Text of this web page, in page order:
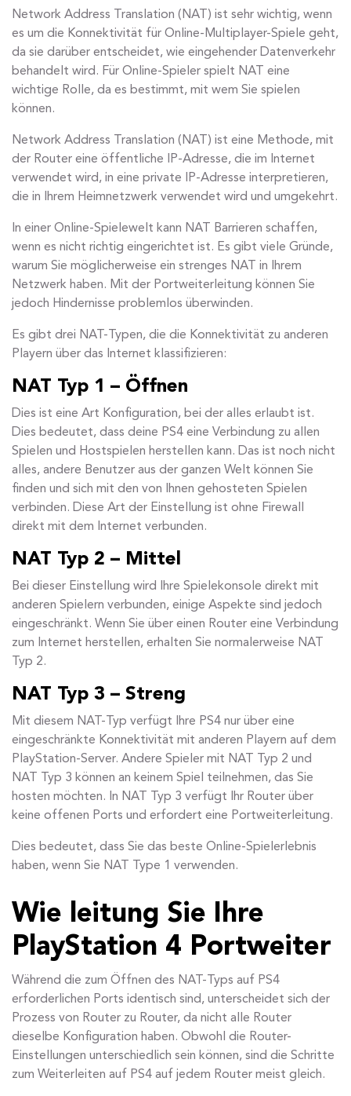
Network Address Translation (NAT) ist sehr wichtig, wenn
es um die Konnektivität für Online-Multiplayer-Spiele geht,
da sie darüber entscheidet, wie eingehender Datenverkehr
behandelt wird. Für Online-Spieler spielt NAT eine
wichtige Rolle, da es bestimmt, mit wem Sie spielen
können.
Network Address Translation (NAT) ist eine Methode, mit
der Router eine öffentliche IP-Adresse, die im Internet
verwendet wird, in eine private IP-Adresse interpretieren,
die in Ihrem Heimnetzwerk verwendet wird und umgekehrt.
In einer Online-Spielewelt kann NAT Barrieren schaffen,
wenn es nicht richtig eingerichtet ist. Es gibt viele Gründe,
warum Sie möglicherweise ein strenges NAT in Ihrem
Netzwerk haben. Mit der Portweiterleitung können Sie
jedoch Hindernisse problemlos überwinden.
Es gibt drei NAT-Typen, die die Konnektivität zu anderen
Playern über das Internet klassifizieren:
NAT Typ 1 – Öffnen
Dies ist eine Art Konfiguration, bei der alles erlaubt ist.
Dies bedeutet, dass deine PS4 eine Verbindung zu allen
Spielen und Hostspielen herstellen kann. Das ist noch nicht
alles, andere Benutzer aus der ganzen Welt können Sie
finden und sich mit den von Ihnen gehosteten Spielen
verbinden. Diese Art der Einstellung ist ohne Firewall
direkt mit dem Internet verbunden.
NAT Typ 2 – Mittel
Bei dieser Einstellung wird Ihre Spielekonsole direkt mit
anderen Spielern verbunden, einige Aspekte sind jedoch
eingeschränkt. Wenn Sie über einen Router eine Verbindung
zum Internet herstellen, erhalten Sie normalerweise NAT
Typ 2.
NAT Typ 3 – Streng
Mit diesem NAT-Typ verfügt Ihre PS4 nur über eine
eingeschränkte Konnektivität mit anderen Playern auf dem
PlayStation-Server. Andere Spieler mit NAT Typ 2 und
NAT Typ 3 können an keinem Spiel teilnehmen, das Sie
hosten möchten. In NAT Typ 3 verfügt Ihr Router über
keine offenen Ports und erfordert eine Portweiterleitung.
Dies bedeutet, dass Sie das beste Online-Spielerlebnis
haben, wenn Sie NAT Type 1 verwenden.
Wie leitung Sie Ihre
PlayStation 4 Portweiter
Während die zum Öffnen des NAT-Typs auf PS4
erforderlichen Ports identisch sind, unterscheidet sich der
Prozess von Router zu Router, da nicht alle Router
dieselbe Konfiguration haben. Obwohl die Router-
Einstellungen unterschiedlich sein können, sind die Schritte
zum Weiterleiten auf PS4 auf jedem Router meist gleich.